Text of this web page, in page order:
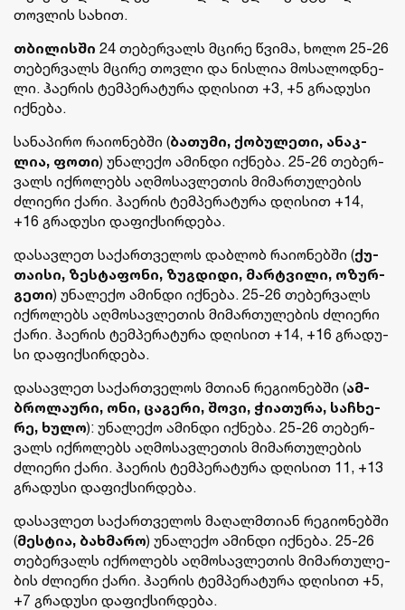
თოვ­ლის სა­ხით.
თბი­ლის­ში 24 თე­ბერ­ვალს მცი­რე წვი­მა, ხოლო 25-26
თე­ბერ­ვალს მცი­რე თოვ­ლი და ნის­ლია მო­სა­ლოდ­ნე­
ლი. ჰა­ე­რის ტემ­პე­რა­ტუ­რა დღი­სით +3, +5 გრა­დუ­სი
იქ­ნე­ბა.
სა­ნა­პი­რო რა­ი­ო­ნებ­ში (ბა­თუ­მი, ქო­ბუ­ლე­თი, ანაკ­
ლია, ფოთი) უნა­ლე­ქო ამინ­დი იქ­ნე­ბა. 25-26 თე­ბერ­
ვალს იქ­რო­ლებს აღ­მო­სავ­ლე­თის მი­მარ­თუ­ლე­ბის
ძლი­ე­რი ქარი. ჰა­ე­რის ტემ­პე­რა­ტუ­რა დღი­სით +14,
+16 გრა­დუ­სი და­ფიქ­სირ­დე­ბა.
და­სავ­ლეთ სა­ქარ­თვე­ლოს დაბ­ლობ რა­ი­ო­ნებ­ში (ქუ­
თა­ი­სი, ზეს­ტა­ფო­ნი, ზუგ­დი­დი, მარ­ტვი­ლი, ოზურ­
გე­თი) უნა­ლე­ქო ამინ­დი იქ­ნე­ბა. 25-26 თე­ბერ­ვალს
იქ­რო­ლებს აღ­მო­სავ­ლე­თის მი­მარ­თუ­ლე­ბის ძლი­ე­რი
ქარი. ჰა­ე­რის ტემ­პე­რა­ტუ­რა დღი­სით +14, +16 გრა­დუ­
სი და­ფიქ­სირ­დე­ბა.
და­სავ­ლეთ სა­ქარ­თვე­ლოს მთი­ან რე­გი­ო­ნებ­ში (ამ­
ბრო­ლა­უ­რი, ონი, ცა­გე­რი, შოვი, ჭი­ა­თუ­რა, სა­ჩხე­
რე, ხულო): უნა­ლე­ქო ამინ­დი იქ­ნე­ბა. 25-26 თე­ბერ­
ვალს იქ­რო­ლებს აღ­მო­სავ­ლე­თის მი­მარ­თუ­ლე­ბის
ძლი­ე­რი ქარი. ჰა­ე­რის ტემ­პე­რა­ტუ­რა დღი­სით 11, +13
გრა­დუ­სი და­ფიქ­სირ­დე­ბა.
და­სავ­ლეთ სა­ქარ­თვე­ლოს მა­ღალმთი­ან რე­გი­ო­ნებ­ში
(მეს­ტია, ბახ­მა­რო) უნა­ლე­ქო ამინ­დი იქ­ნე­ბა. 25-26
თე­ბერ­ვალს იქ­რო­ლებს აღ­მო­სავ­ლე­თის მი­მარ­თუ­ლე­
ბის ძლი­ე­რი ქარი. ჰა­ე­რის ტემ­პე­რა­ტუ­რა დღი­სით +5,
+7 გრა­დუ­სი და­ფიქ­სირ­დე­ბა.